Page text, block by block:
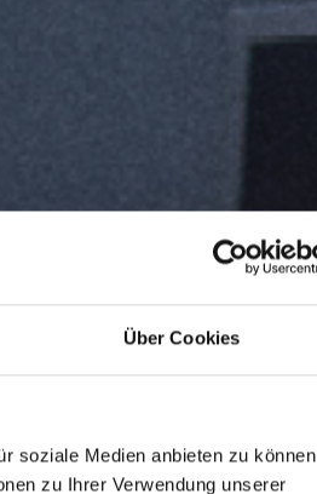
Über Cookies
soziale Medien anbieten zu können
zu Ihrer Verwendung unserer